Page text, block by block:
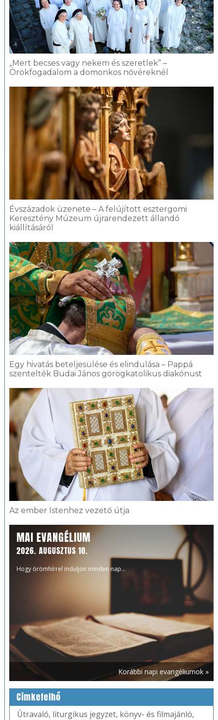
„Mert becses vagy nekem és szeretlek” –
Örökfogadalom a domonkos nővéreknél
Évszázadok üzenete – A felújított esztergomi
Keresztény Múzeum újrarendezett állandó
kiállításáról
Egy hivatás beteljesülése és elindulása – Pappá
szentelték Budai János görögkatolikus diakónust
Az ember Istenhez vezető útja
MAI EVANGÉLIUM
2026. AUGUSZTUS 10.
Hogy örömhírrel induljon minden nap...
Korábbi napi evangéliumok »
Címkefelhő
Útravaló, liturgikus jegyzet, könyv- és filmajánló,